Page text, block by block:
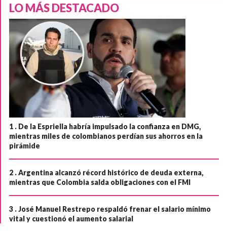
LO MÁS DESTACADO
1 . De la Espriella habría impulsado la confianza en DMG,
mientras miles de colombianos perdían sus ahorros en la
pirámide
2 .Argentina alcanzó récord histórico de deuda externa,
mientras que Colombia salda obligaciones con el FMI
3 .José Manuel Restrepo respaldó frenar el salario mínimo
vital y cuestionó el aumento salarial